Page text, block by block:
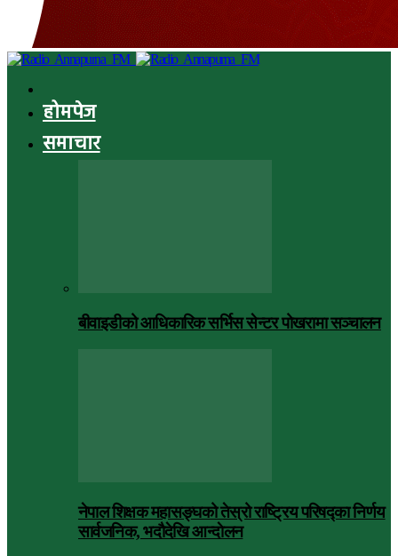
होमपेज
समाचार
बीवाइडीको आधिकारिक सर्भिस सेन्टर पोखरामा सञ्चालन
नेपाल शिक्षक महासङ्घको तेस्रो राष्ट्रिय परिषद्का निर्णय
सार्वजनिक, भदाैदेखि आन्दाेलन